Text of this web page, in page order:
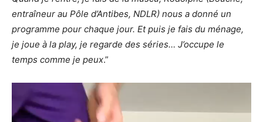
entraîneur au Pôle d’Antibes, NDLR) nous a donné un
programme pour chaque jour. Et puis je fais du ménage,
je joue à la play, je regarde des séries… J’occupe le
temps comme je peux.”
vidéo